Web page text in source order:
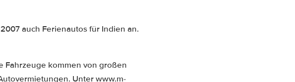
auch Ferienautos für Indien an.
Fahrzeuge kommen von großen
Unter www.m-